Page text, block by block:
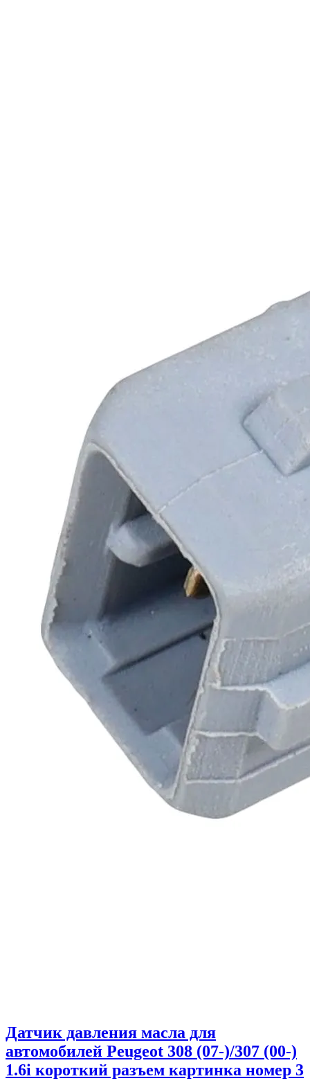
Датчик давления масла для
автомобилей Peugeot 308 (07-)/307 (00-)
1.6i короткий разъем картинка номер 3